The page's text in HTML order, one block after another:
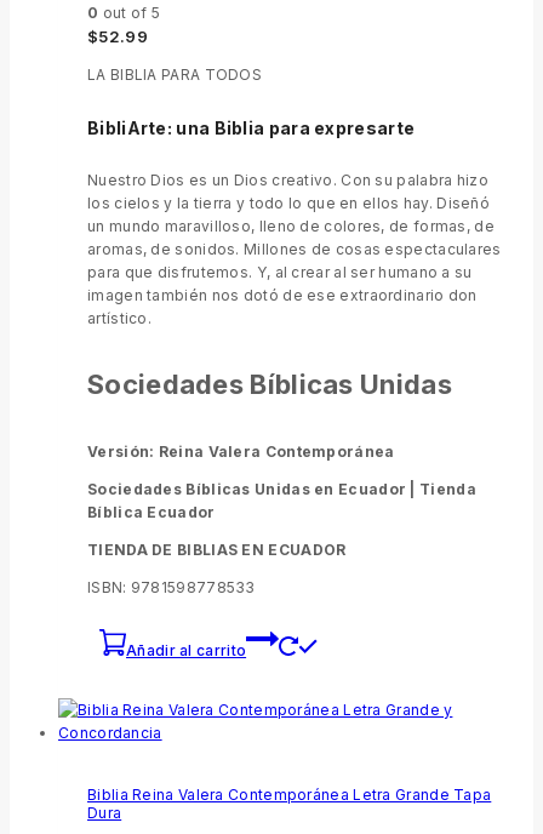
0 out of 5
$52.99
LA BIBLIA PARA TODOS
BibliArte: una Biblia para expresarte
Nuestro Dios es un Dios creativo. Con su palabra hizo
los cielos y la tierra y todo lo que en ellos hay. Diseñó
un mundo maravilloso, lleno de colores, de formas, de
aromas, de sonidos. Millones de cosas espectaculares
para que disfrutemos. Y, al crear al ser humano a su
imagen también nos dotó de ese extraordinario don
artístico.
Sociedades Bíblicas Unidas
Versión: Reina Valera Contemporánea
Sociedades Bíblicas Unidas en Ecuador | Tienda
Bíblica Ecuador
TIENDA DE BIBLIAS EN ECUADOR
ISBN: 9781598778533
Añadir al carrito
Biblia Reina Valera Contemporánea Letra Grande Tapa
Dura